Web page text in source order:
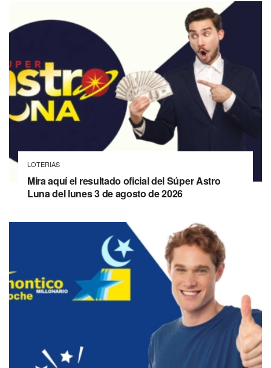
LOTERIAS
Mira aquí el resultado oficial del Súper Astro
Luna del lunes 3 de agosto de 2026